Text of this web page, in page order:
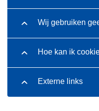
Wij gebruiken
Hoe kan ik
Externe links